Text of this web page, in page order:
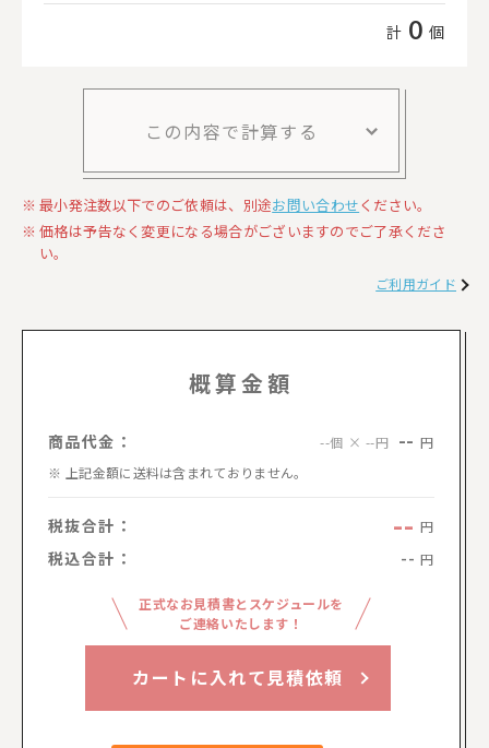
計 0 個
この内容で計算する
最小発注数以下でのご依頼は、別途お問い合わせください。
価格は予告なく変更になる場合がございますのでご了承くださ
い。
ご利用ガイド
概算金額
商品代金： --個 × --円 -- 円
上記金額に送料は含まれておりません。
税抜合計： -- 円
税込合計： -- 円
正式なお見積書とスケジュールを
ご連絡いたします！
カートに入れて見積依頼